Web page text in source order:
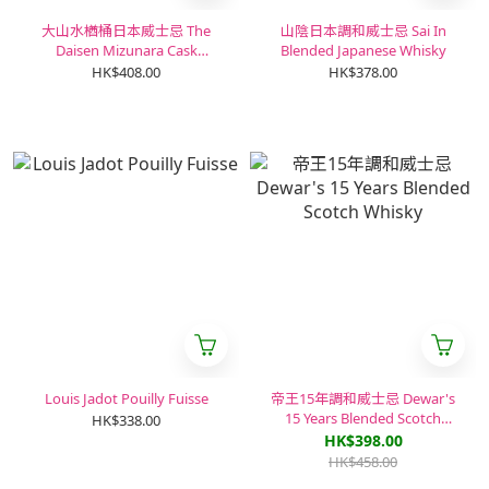
大山水楢桶日本威士忌 The
Daisen Mizunara Cask
Japanese Whisky
HK$408.00
山陰日本調和威士忌 Sai In
Blended Japanese Whisky
HK$378.00
Louis Jadot Pouilly Fuisse
HK$338.00
帝王15年調和威士忌 Dewar's
15 Years Blended Scotch
Whisky
HK$398.00
HK$458.00